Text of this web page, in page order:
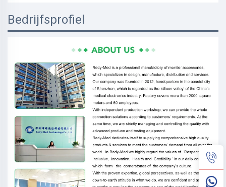
Bedrijfsprofiel